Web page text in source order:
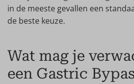
in de meeste gevallen een
de beste keuze.
Wat mag je
een Gastric